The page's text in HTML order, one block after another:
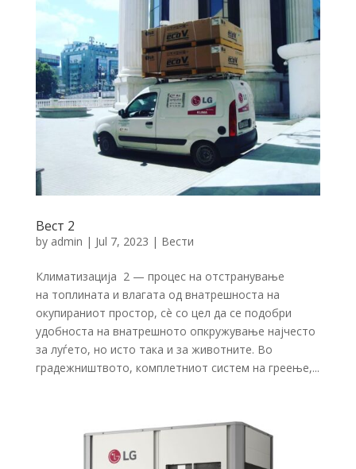
Вест 2
by admin | Jul 7, 2023 | Вести
Климатизација 2 — процес на отстранување
на топлината и влагата од внатрешноста на
окупираниот простор, сè со цел да се подобри
удобноста на внатрешното опкружување најчесто
за луѓето, но исто така и за животните. Во
градежништвото, комплетниот систем на греење,...